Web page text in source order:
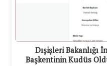
Dışişleri Bakanlığı
Başkentinin Kudüs